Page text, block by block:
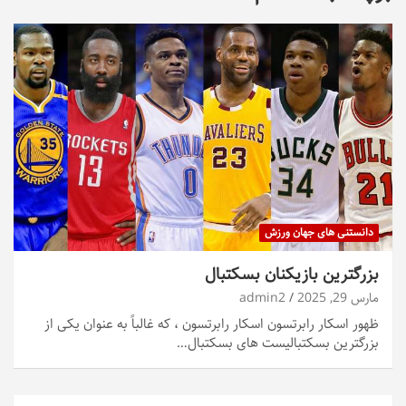
دانستنی های جهان ورزش
بزرگترین بازیکنان بسکتبال
مارس 29, 2025 admin2
ظهور اسکار رابرتسون اسکار رابرتسون ، که غالباً به عنوان یکی از
بزرگترین بسکتبالیست های بسکتبال…